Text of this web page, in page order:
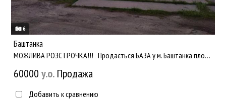
6
Баштанка
МОЖЛИВА РОЗСТРОЧКА!!! Продається БАЗА у м. Баштанка площею 0, 75 га! На ділянці розташовані склади! Зручн...
60000 y.о. Продажа
Добавить к сравнению